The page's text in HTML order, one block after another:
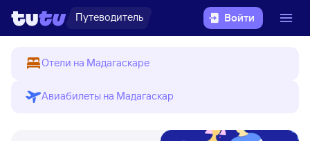
Путеводитель Войти
Отели на Мадагаскаре
Авиабилеты на Мадагаскар